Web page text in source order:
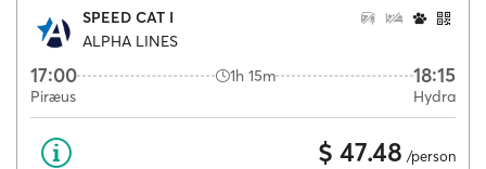
SPEED CAT I
ALPHA LINES
17:00 1h 15m 18:15
Piræus Hydra
$ 47.48 /person